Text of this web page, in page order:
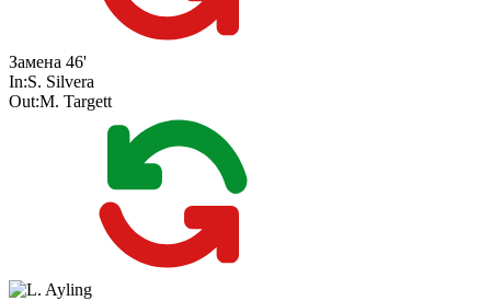
Замена 46'
In:S. Silvera
Out:M. Targett